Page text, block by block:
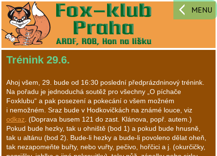
MENU
Trénink 29.6.
Ahoj všem, 29. bude od 16:30 poslední předprázdninový trénink.
Na pořadu je jednoduchá soutěž pro všechny „O píchače
Foxklubu“ a pak posezení a pokecání o všem možném
i nemožném. Sraz bude v Hodkovičkách na známé louce, viz
odkaz. (Doprava busem 121 do zast. Klánova, popř. autem.)
Pokud bude hezky, tak u ohniště (bod 1) a pokud bude hnusně,
tak u altánu (bod 2). Bude-li hezky a bude-li povoleno dělat oheň,
tak nezapomeňte buřty, nebo vuřty, pečivo, hořčici a j. (okurčičky,